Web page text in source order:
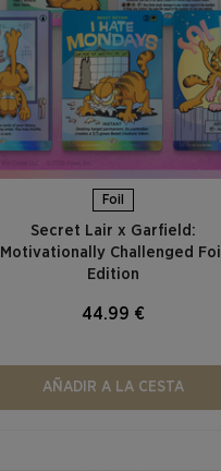
Foil
Secret Lair x Garfield:
Motivationally Challenged Foil
Edition​
44.99 €
AÑADIR A LA CESTA